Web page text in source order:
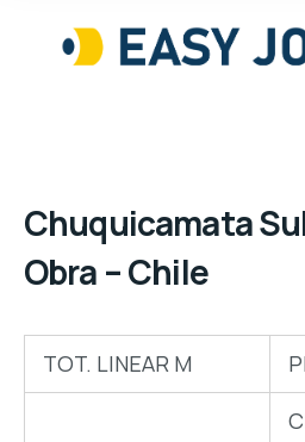
Chuquicamata
Obra – Chile
TOT. LINEAR M